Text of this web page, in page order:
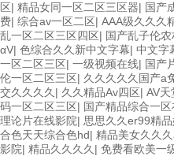
区| 精品女同一区二区三区器| 国产
费| 综合av一区二区| AAA级久久久
乱一区二区三区四区| 国产乱子伦
αV| 色综合久久新中文字幕| 中文字
一区二区三区| 一级视频在线| 国产
伦一区二区三区| 久久久久久国产a
交久久久久 | 久久精品Av四区| AV天
码一区二区三区| 国产精品综合一
理论片在线影院| 思思久久er99精
合色天天综合色hd| 精品美女久久
影院| 精品久久久久 | 免费看欧美一